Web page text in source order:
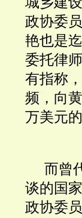
政协委员
艳也是
委托律师
有指称
频，向
万美元
而曾
谈的国
政协委